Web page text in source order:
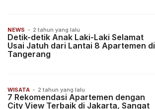
NEWS - 2 tahun yang lalu
Detik-detik Anak Laki-Laki Selamat
Usai Jatuh dari Lantai 8 Apartemen di
Tangerang
WISATA - 2 tahun yang lalu
7 Rekomendasi Apartemen dengan
City View Terbaik di Jakarta, Sangat